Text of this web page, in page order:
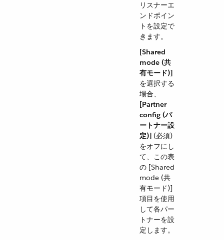
リスナーエ
ンドポイン
トを設定で
きます。
[Shared
mode (共
有モード)]
を選択する
場合、​
[Partner
config (パ
ートナー設
定)] ​ (必須)
をオフにし
て、この表
の [Shared
mode (共
有モード)]
項目を使用
して各パー
トナーを設
定します。